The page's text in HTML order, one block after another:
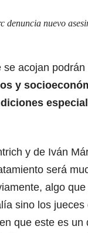
denuncia nuevo
se acojan podrán
y
y de Iván
será
algo
sino los jueces
que este es un